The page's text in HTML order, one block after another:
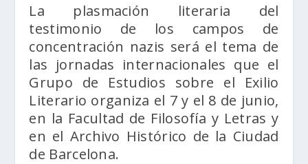
La plasmación literaria del
testimonio de los campos de
concentración nazis será el tema de
las jornadas internacionales que el
Grupo de Estudios sobre el Exilio
Literario organiza el 7 y el 8 de junio,
en la Facultad de Filosofía y Letras y
en el Archivo Histórico de la Ciudad
de Barcelona.